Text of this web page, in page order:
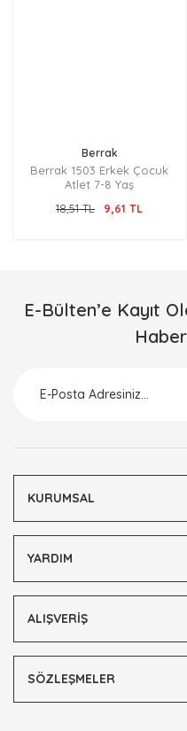
Berrak
Berrak 1503 Erkek Çocuk
Atlet 7-8 Yaş
18,51 TL
9,61 TL
E-Bülten’e Kayıt
KURUMSAL
YARDIM
ALIŞVERİŞ
SÖZLEŞMELER